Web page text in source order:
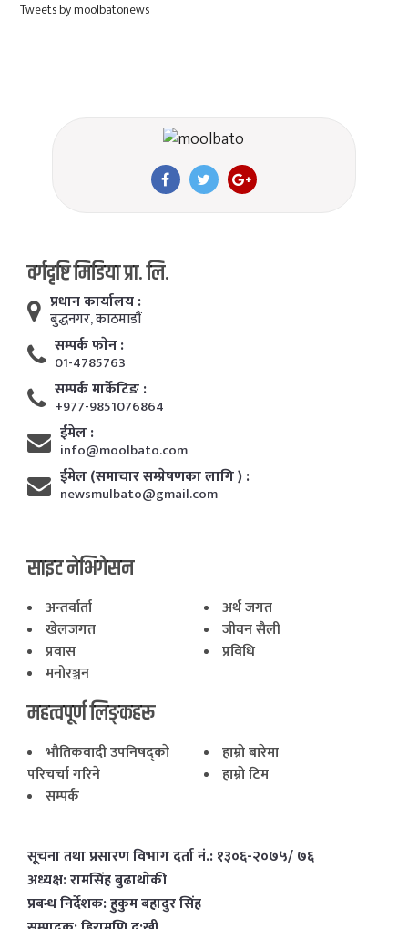
Tweets by moolbatonews
वर्गदृष्टि मिडिया प्रा. लि.
प्रधान कार्यालय :
बुद्धनगर, काठमाडाैं
सम्पर्क फाेन :
01-4785763
सम्पर्क मार्केटिङ :
+977-9851076864
ईमेल :
info@moolbato.com
ईमेल (समाचार सम्प्रेषणका लागि ) :
newsmulbato@gmail.com
साइट नेभिगेसन
अन्तर्वार्ता
अर्थ जगत
खेलजगत
जीवन सैली
प्रवास
प्रविधि
मनोरञ्जन
महत्वपूर्ण लिङ्कहरू
भाैतिकवादी उपनिषद्काे
परिचर्चा गरिने
हाम्राे बारेमा
हाम्राे टिम
सम्पर्क
सूचना तथा प्रसारण विभाग दर्ता नं.: १३०६-२०७५/ ७६
अध्यक्ष: रामसिंह बुढाथाेकी
प्रबन्ध निर्देशक: हुकुम बहादुर सिंह